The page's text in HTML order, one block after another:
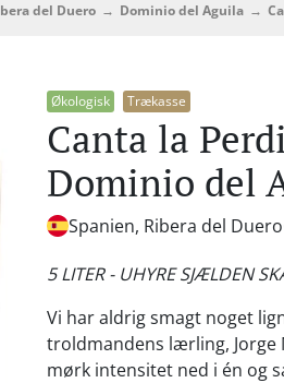
del Duero Dominio del Aguila
Økologisk Trækasse
Canta la
Dominio del
Spanien, Ribera del Duero
5 LITER - UHYRE SJÆLDEN
Vi har aldrig smagt noget
troldmandens lærling,
mørk intensitet ned i én og